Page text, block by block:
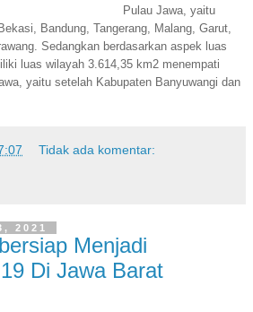
Pulau Jawa, yaitu
Bandung, Tangerang, Malang, Garut,
Sedangkan berdasarkan aspek luas
luas wilayah 3.614,35 km2 menempati
yaitu setelah Kabupaten Banyuwangi dan
Tidak ada komentar:
2021
Menjadi
Di Jawa Barat